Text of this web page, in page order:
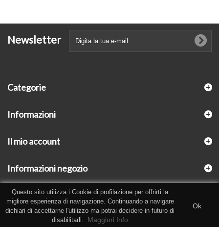
Newsletter
Categorie
Informazioni
Il mio account
Informazioni negozio
Questo sito utilizza i Cookie di profilazione per offrirti la
migliore esperienza di navigazione. Continuando a navigare
dichiari di accettarne l'utilizzo ma potrai decidere in futuro di
disabilitarli.
Maggiori Info
Ok